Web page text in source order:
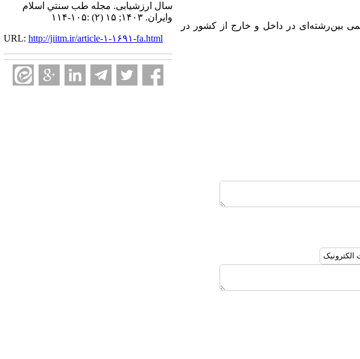
بین‌رشته‌ای در داخل و خارج از کشور در
سال ارزشیابی. مجله طب سنتي اسلام
وايران. ۱۴۰۳; ۱۵ (۲) :۱۰۵-۱۱۴
URL: http://jiitm.ir/article-۱-۱۶۹۱-fa.html